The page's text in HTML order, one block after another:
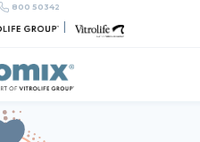
800 50342